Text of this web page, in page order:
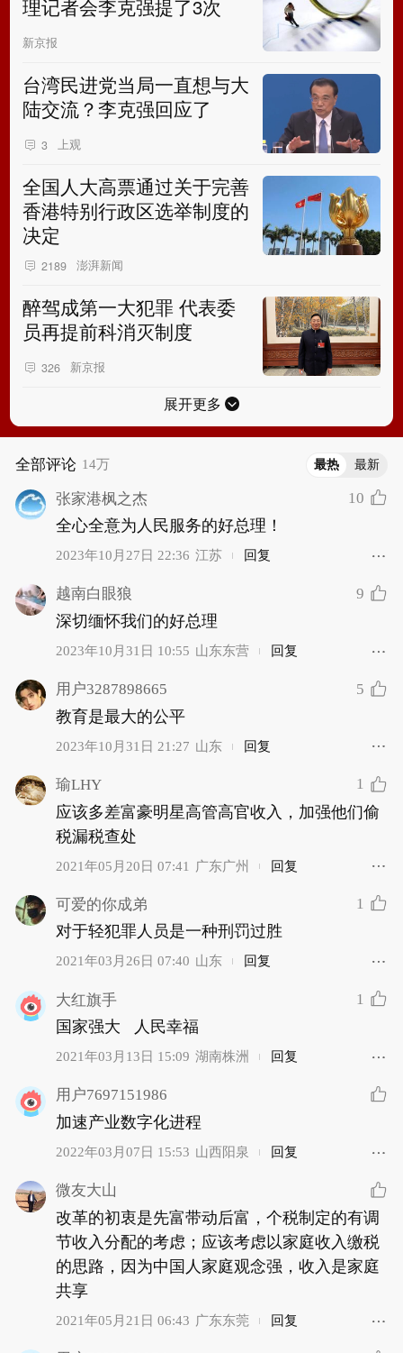
理记者会李克强提了3次
新京报
台湾民进党当局一直想与大
陆交流？李克强回应了
3 上观
全国人大高票通过关于完善
香港特别行政区选举制度的
决定
2189 澎湃新闻
醉驾成第一大犯罪 代表委
员再提前科消灭制度
326 新京报
展开更多
全部评论 14万 最热 最新
张家港枫之杰 10
全心全意为人民服务的好总理！
2023年10月27日 22:36 江苏 回复
越南白眼狼 9
深切缅怀我们的好总理
2023年10月31日 10:55 山东东营 回复
用户3287898665 5
教育是最大的公平
2023年10月31日 21:27 山东 回复
瑜LHY 1
应该多差富豪明星高管高官收入，加强他们偷
税漏税查处
2021年05月20日 07:41 广东广州 回复
可爱的你成弟 1
对于轻犯罪人员是一种刑罚过胜
2021年03月26日 07:40 山东 回复
大红旗手 1
国家强大   人民幸福
2021年03月13日 15:09 湖南株洲 回复
用户7697151986
加速产业数字化进程
2022年03月07日 15:53 山西阳泉 回复
微友大山
改革的初衷是先富带动后富，个税制定的有调
节收入分配的考虑；应该考虑以家庭收入缴税
的思路，因为中国人家庭观念强，收入是家庭
共享
2021年05月21日 06:43 广东东莞 回复